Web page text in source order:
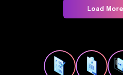
Load More